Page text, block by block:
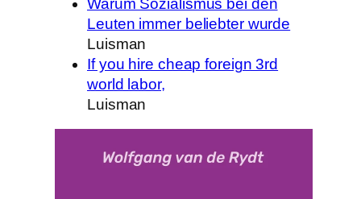
Warum Sozialismus bei den
Leuten immer beliebter wurde
Luisman
If you hire cheap foreign 3rd
world labor,
Luisman